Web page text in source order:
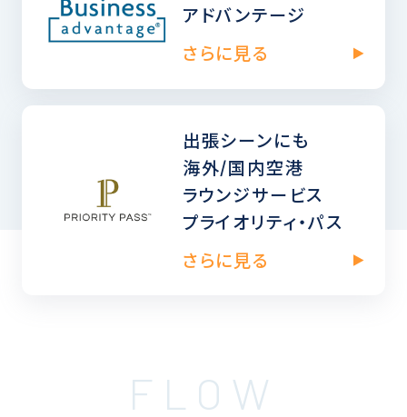
アドバンテージ
さらに見る
出張シーンにも
海外/国内空港
ラウンジサービス
プライオリティ・パス
さらに見る